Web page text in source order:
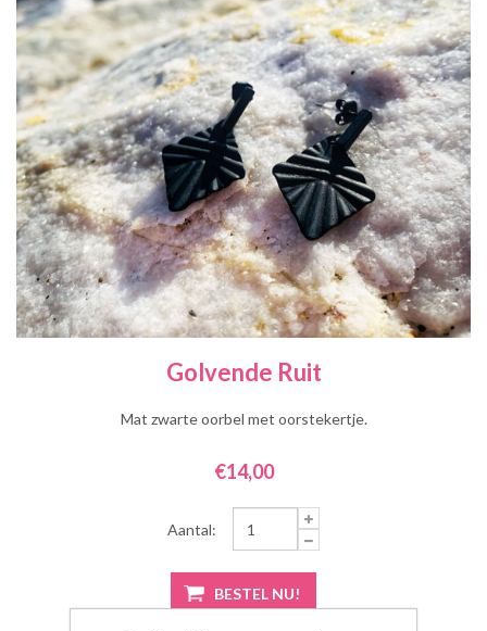
Golvende Ruit
Mat zwarte oorbel met oorstekertje.
€14,00
Aantal: